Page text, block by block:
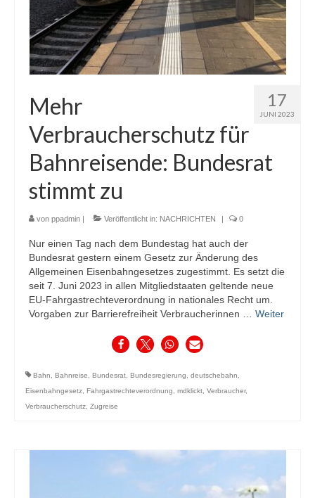
17
JUNI 2023
Mehr
Verbraucherschutz für
Bahnreisende: Bundesrat
stimmt zu
von ppadmin Veröffentlicht in: NACHRICHTEN 0
Nur einen Tag nach dem Bundestag hat auch der
Bundesrat gestern einem Gesetz zur Änderung des
Allgemeinen Eisenbahngesetzes zugestimmt. Es setzt die
seit 7. Juni 2023 in allen Mitgliedstaaten geltende neue
EU-Fahrgastrechteverordnung in nationales Recht um.
Vorgaben zur Barrierefreiheit Verbraucherinnen … Weiter
Bahn, Bahnreise, Bundesrat, Bundesregierung, deutschebahn,
Eisenbahngesetz, Fahrgastrechteverordnung, mdklickt, Verbraucher,
Verbraucherschutz, Zugreise